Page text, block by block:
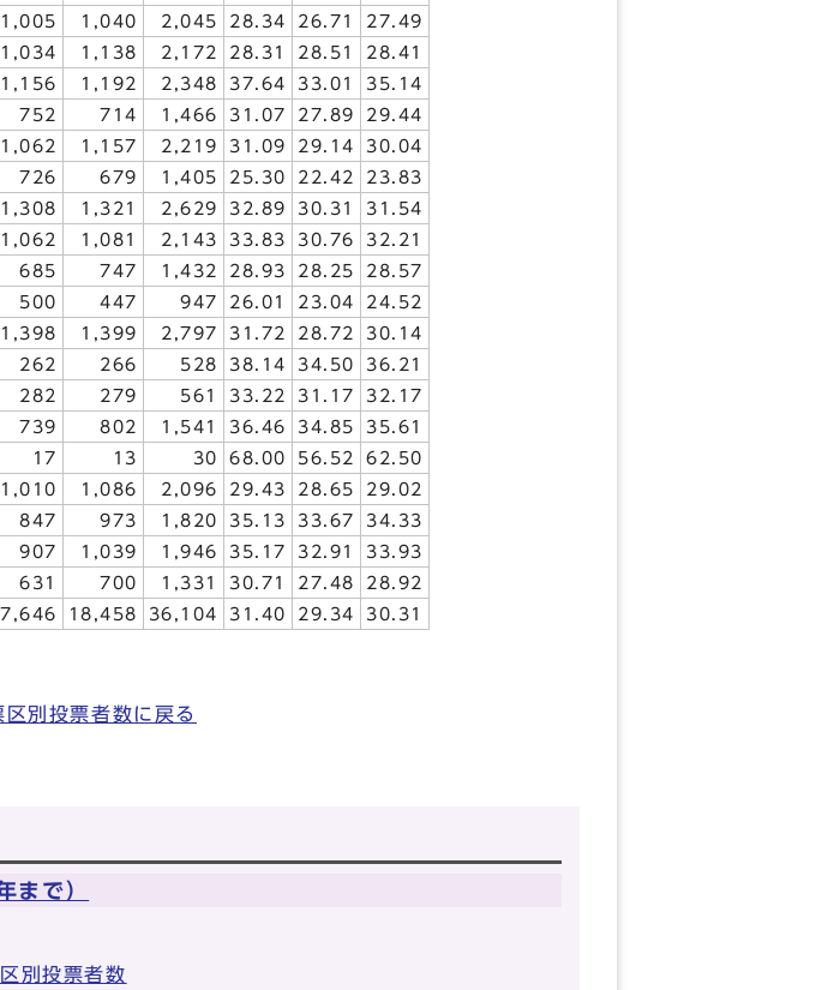
1,005 1,040 2,045 28.34 26.71
27.49
1,034 1,138 2,172 28.31 28.51
28.41
1,156 1,192 2,348 37.64 33.01
35.14
752 714 1,466 31.07 27.89
29.44
1,062 1,157 2,219 31.09 29.14
30.04
726 679 1,405 25.30 22.42
23.83
1,308 1,321 2,629 32.89 30.31
31.54
1,062 1,081 2,143 33.83 30.76
32.21
685 747 1,432 28.93 28.25
28.57
500 447 947 26.01 23.04
24.52
1,398 1,399 2,797 31.72 28.72
30.14
262 266 528 38.14 34.50
36.21
282 279 561 33.22 31.17
32.17
739 802 1,541 36.46 34.85
35.61
17 13 30 68.00 56.52
62.50
1,010 1,086 2,096 29.43 28.65
29.02
847 973 1,820 35.13 33.67
34.33
907 1,039 1,946 35.17 32.91
33.93
631 700 1,331 30.71 27.48
28.92
18,458 36,104 31.40 29.34 30.31
別投票者数に戻る
まで）
別投票者数